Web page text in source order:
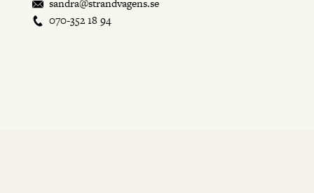
070-352 18 94